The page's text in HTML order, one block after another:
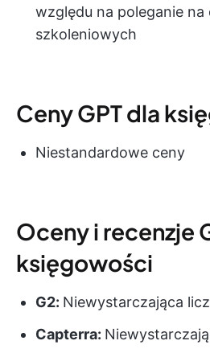
względu na poleganie na
szkoleniowych
Ceny GPT dla
Niestandardowe ceny
Oceny i recenzje
księgowości
G2: Niewystarczająca
Capterra: